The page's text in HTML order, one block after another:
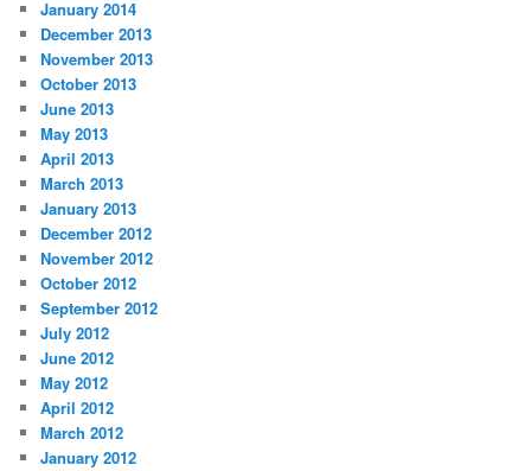
January 2014
December 2013
November 2013
October 2013
June 2013
May 2013
April 2013
March 2013
January 2013
December 2012
November 2012
October 2012
September 2012
July 2012
June 2012
May 2012
April 2012
March 2012
January 2012